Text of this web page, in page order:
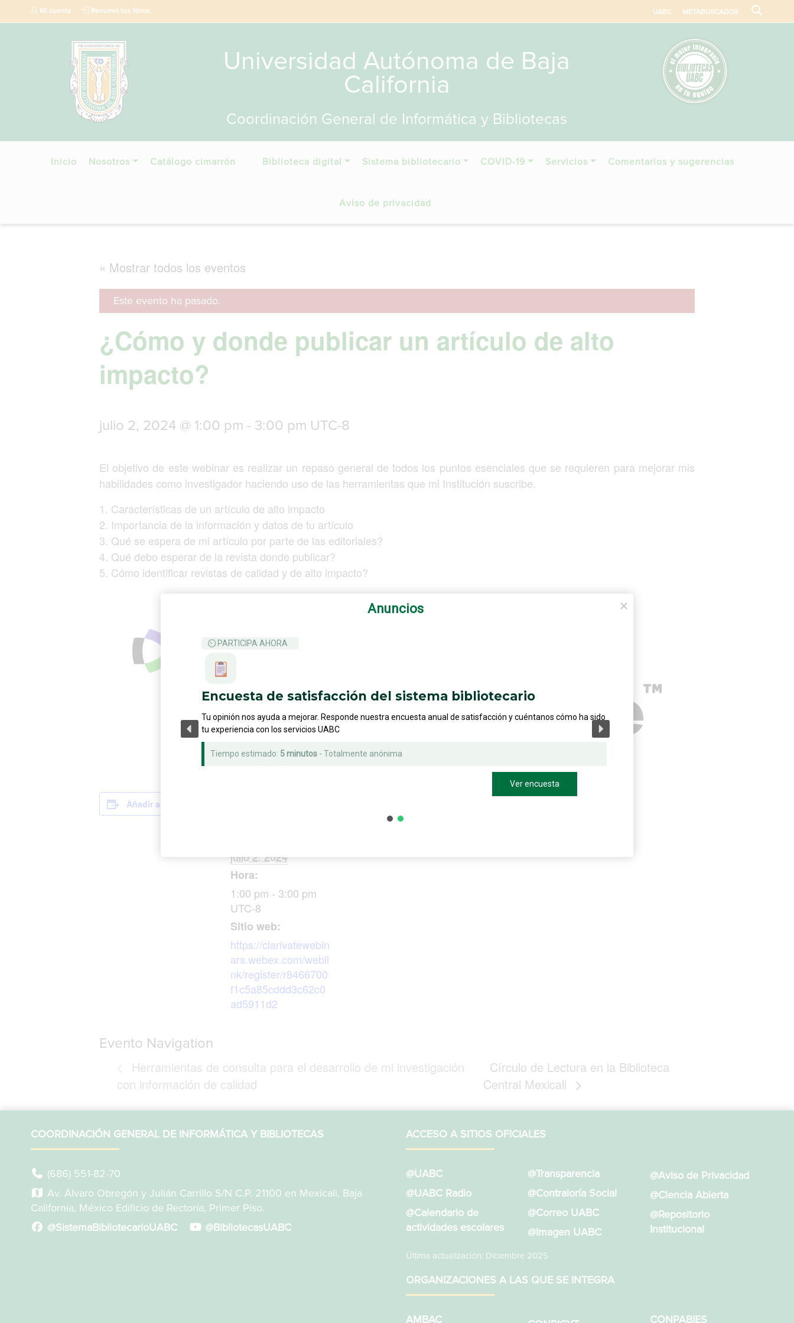
Mi cuenta Renueva tus libros UABC METABUSCADOR
Universidad Autónoma de Baja
California
Coordinación General de Informática y Bibliotecas
Inicio Nosotros Catálogo cimarrón Biblioteca digital Sistema bibliotecario COVID-19 Servicios Comentarios y sugerencias
Aviso de privacidad
« Mostrar todos los eventos
Este evento ha pasado.
¿Cómo y donde publicar un artículo de alto
impacto?
julio 2, 2024 @ 1:00 pm - 3:00 pm UTC-8
El objetivo de este webinar es realizar un repaso general de todos los puntos esenciales que se requieren para mejorar mis
habilidades como investigador haciendo uso de las herramientas que mi Institución suscribe.
1. Características de un artículo de alto impacto
2. Importancia de la información y datos de tu artículo
3. Qué se espera de mi artículo por parte de las editoriales?
4. Qué debo esperar de la revista donde publicar?
5. Cómo identificar revistas de calidad y de alto impacto?
Añadir al calendario
julio 2, 2024
Hora:
1:00 pm - 3:00 pm
UTC-8
Sitio web:
https://clarivatewebin
ars.webex.com/webli
nk/register/r8466700
f1c5a85cddd3c62c0
ad5911d2
ORGANIZADOR
Evento Navigation
Herramientas de consulta para el desarrollo de mi investigación
con información de calidad
Círculo de Lectura en la Biblioteca
Central Mexicali
COORDINACIÓN GENERAL DE INFORMÁTICA Y BIBLIOTECAS
(686) 551-82-70
Av. Álvaro Obregón y Julián Carrillo S/N C.P. 21100 en Mexicali, Baja
California, México Edificio de Rectoría, Primer Piso.
@SistemaBibliotecarioUABC
@BibliotecasUABC
ACCESO A SITIOS OFICIALES
@UABC
@UABC Radio
@Calendario de
actividades escolares
@Transparencia
@Contraloría Social
@Correo UABC
@Imagen UABC
@Aviso de Privacidad
@Ciencia Abierta
@Repositorio
Institucional
Última actualización: Diciembre 2025
ORGANIZACIONES A LAS QUE SE INTEGRA
AMBAC CONPABIES
Anuncios
⏲ PARTICIPA AHORA
Encuesta de satisfacción del sistema bibliotecario
Tu opinión nos ayuda a mejorar. Responde nuestra encuesta anual de satisfacción y cuéntanos cómo ha sido
tu experiencia con los servicios UABC
Tiempo estimado: 5 minutos - Totalmente anónima
Ver encuesta